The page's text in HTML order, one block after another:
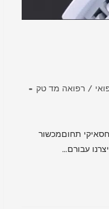
/ רפואה מד טק
תחוםמכשור